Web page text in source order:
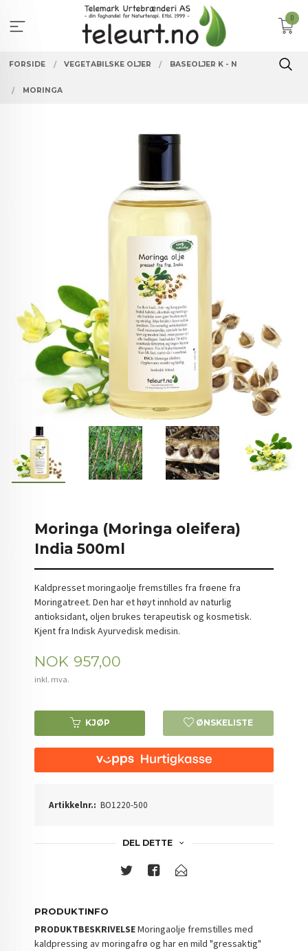
innholdet
0
FORSIDE VEGETABILSKE OLJER BASEOLJER K - N
MORINGA
Moringa (Moringa oleifera)
India 500ml
Kaldpresset moringaolje fremstilles fra frøene fra
Moringatreet. Den har et høyt innhold av naturlig
antioksidant, oljen brukes terapeutisk og kosmetisk.
Kjent fra Indisk Ayurvedisk medisin.
Pris
NOK 957,00
inkl. mva.
KJØP ØNSKELISTE
Artikkelnr.: BO1220-500
DEL DETTE
PRODUKTINFO
PRODUKTBESKRIVELSEMoringaolje fremstilles med
kaldpressing av moringafrø og har en mild "gressaktig"